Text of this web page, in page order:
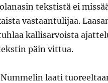
tekstistä ei
vastaantulijaa.
kallisarvoista
päin vittua.
laati